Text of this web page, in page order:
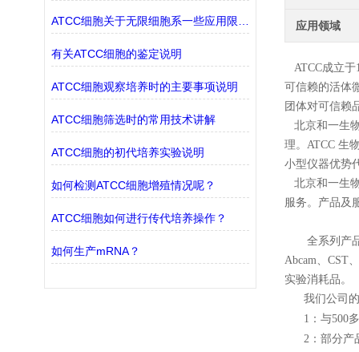
有关ATCC细胞的鉴定说明
ATCC细胞观察培养时的主要事项说明
ATCC细胞筛选时的常用技术讲解
ATCC细胞的初代培养实验说明
如何检测ATCC细胞增殖情况呢？
ATCC细胞如何进行传代培养操作？
如何生产mRNA？
应用领域
ATCC成立于
可信赖的活体
团体对可信赖
北京和一生
理。ATCC 生
小型仪器优势
北京和一生
服务。产品及
全系列产品
Abcam、CST
实验消耗品。
我们公司的
1：与500
2：部分产